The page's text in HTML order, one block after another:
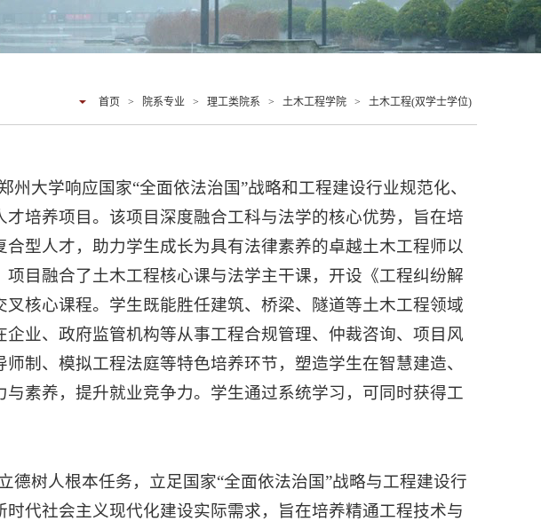
首页 > 院系专业 > 理工类院系 > 土木工程学院 > 土木工程(双学士学位)
州大学响应国家“全面依法治国”战略和工程建设行业规范化、
培养项目。该项目深度融合工科与法学的核心优势，旨在培
型人才，助力学生成长为具有法律素养的卓越土木工程师以
目融合了土木工程核心课与法学主干课，开设《工程纠纷解
核心课程。学生既能胜任建筑、桥梁、隧道等土木工程领域
业、政府监管机构等从事工程合规管理、仲裁咨询、项目风
制、模拟工程法庭等特色培养环节，塑造学生在智慧建造、
素养，提升就业竞争力。学生通过系统学习，可同时获得工
德树人根本任务，立足国家“全面依法治国”战略与工程建设行
代社会主义现代化建设实际需求，旨在培养精通工程技术与